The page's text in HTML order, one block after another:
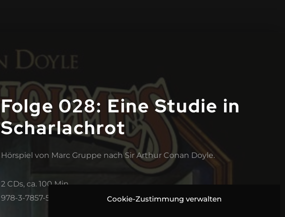
Cookie-Zustimmung verwalten
Folge 028: Eine Studie in
Scharlachrot
Hörspiel von Marc Gruppe nach Sir Arthur Conan Doyle.
2 CDs, ca. 100 Min.
978-3-7857-5385-9